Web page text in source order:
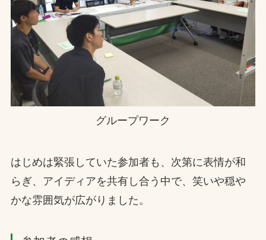
グループワーク
はじめは緊張していた参加者も、次第に表情が和
らぎ、アイディアを共有し合う中で、笑いや穏や
かな雰囲気が広がりました。